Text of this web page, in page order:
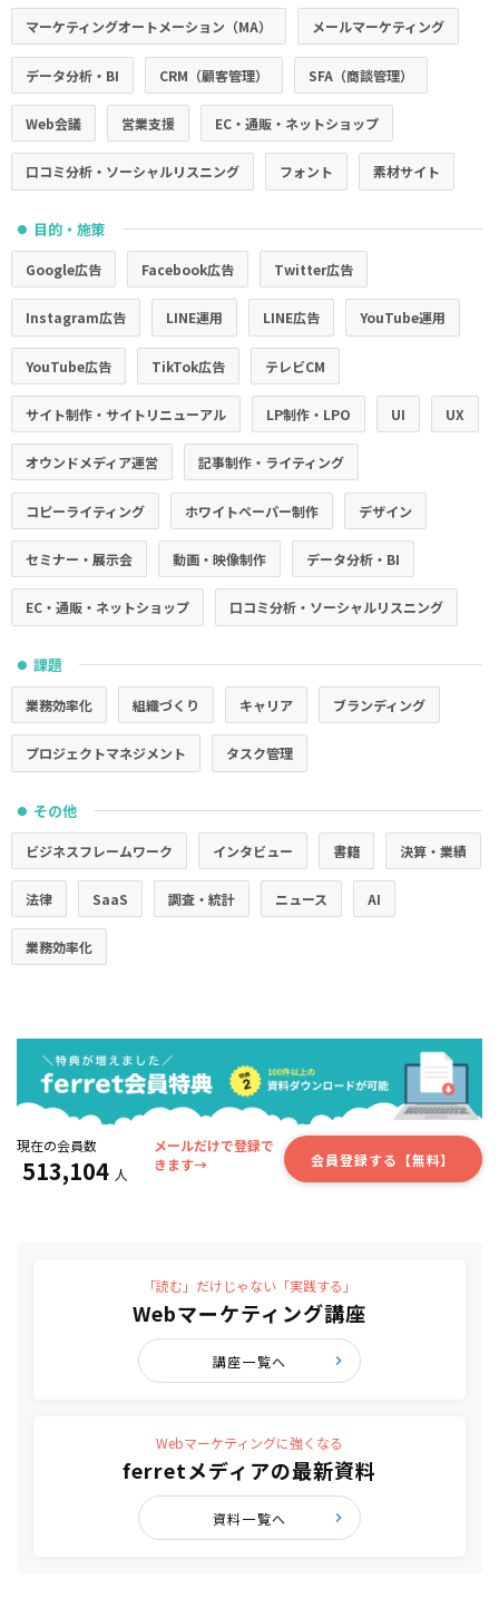
マーケティングオートメーション（MA） メールマーケティング
データ分析・BI CRM（顧客管理） SFA（商談管理）
Web会議 営業支援 EC・通販・ネットショップ
口コミ分析・ソーシャルリスニング フォント 素材サイト
● 目的・施策
Google広告 Facebook広告 Twitter広告
Instagram広告 LINE運用 LINE広告 YouTube運用
YouTube広告 TikTok広告 テレビCM
サイト制作・サイトリニューアル LP制作・LPO UI UX
オウンドメディア運営 記事制作・ライティング
コピーライティング ホワイトペーパー制作 デザイン
セミナー・展示会 動画・映像制作 データ分析・BI
EC・通販・ネットショップ 口コミ分析・ソーシャルリスニング
● 課題
業務効率化 組織づくり キャリア ブランディング
プロジェクトマネジメント タスク管理
● その他
ビジネスフレームワーク インタビュー 書籍 決算・業績
法律 SaaS 調査・統計 ニュース AI
業務効率化
現在の会員数
513,104 人
メールだけで登録で
きます→
会員登録する【無料】
「読む」だけじゃない「実践する」
Webマーケティング講座
講座一覧へ
Webマーケティングに強くなる
ferretメディアの最新資料
資料一覧へ